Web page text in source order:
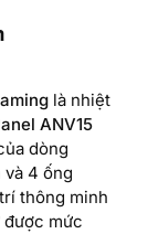
là nhiệt
ANV15
dòng
4 ống
thông minh
được mức